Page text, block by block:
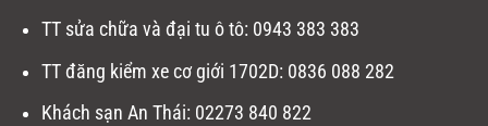
TT sửa chữa và đại tu ô tô: 0943 383 383
TT đăng kiểm xe cơ giới 1702D: 0836 088 282
Khách sạn An Thái: 02273 840 822